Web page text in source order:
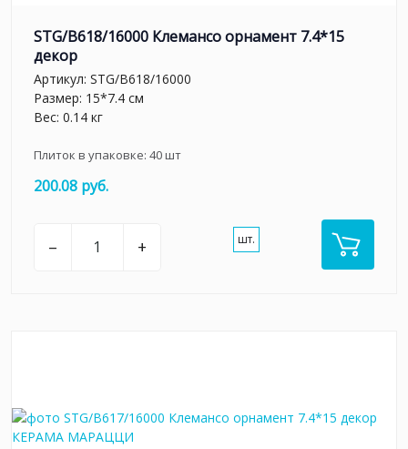
STG/B618/16000 Клемансо орнамент 7.4*15
декор
Артикул: STG/B618/16000
Размер: 15*7.4 см
Вес: 0.14 кг
Плиток в упаковке: 40шт
200.08 руб.
– + шт.